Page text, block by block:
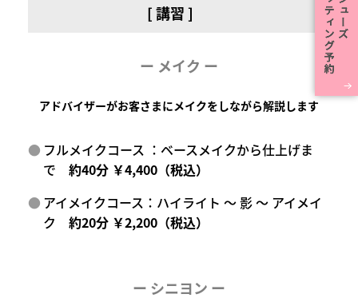
[ 講習 ]
ー メイク ー
アドバイザーがお客さまにメイクをしながら解説します
フルメイクコース ：ベースメイクから仕上げま
で約40分 ￥4,400（税込）
アイメイクコース：ハイライト ～ 影 ～ アイメイ
ク約20分 ￥2,200（税込）
ー シニヨン ー